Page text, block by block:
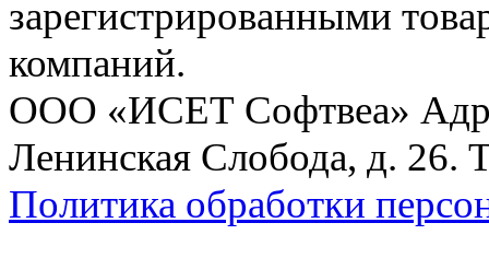
зарегистрированными
компаний.
ООО «ИСЕТ Софтвеа»
Ленинская Слобода, д. 26.
Политика обработки